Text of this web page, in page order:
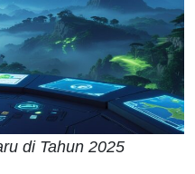
di Tahun 2025